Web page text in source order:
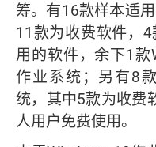
筹。有16款样本适
11款为收费软件，
用的软件，余下1
作业系统；另有8
统，其中5款为收费
人用户免费使用。